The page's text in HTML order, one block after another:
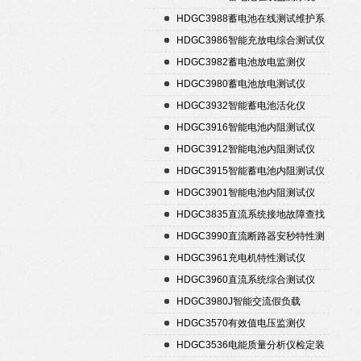
HDGC3988蓄电池在线测试维护系
统
HDGC3986智能充放电综合测试仪
HDGC3982蓄电池放电监测仪
HDGC3980蓄电池放电测试仪
HDGC3932智能蓄电池活化仪
HDGC3916智能电池内阻测试仪
HDGC3912智能电池内阻测试仪
HDGC3915智能蓄电池内阻测试仪
HDGC3901智能电池内阻测试仪
HDGC3835直流系统接地故障查找
仪
HDGC3990直流断路器安秒特性测
试仪
HDGC3961充电机特性测试仪
HDGC3960直流系统综合测试仪
HDGC3980J智能交流假负载
HDGC3570有效值电压监测仪
HDGC3536电能质量分析仪检定装